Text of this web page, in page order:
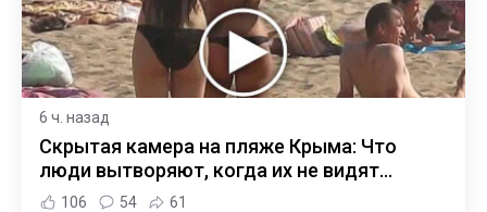
6 ч. назад
Скрытая камера на пляже Крыма: Что
люди вытворяют, когда их не видят...
106 54 61